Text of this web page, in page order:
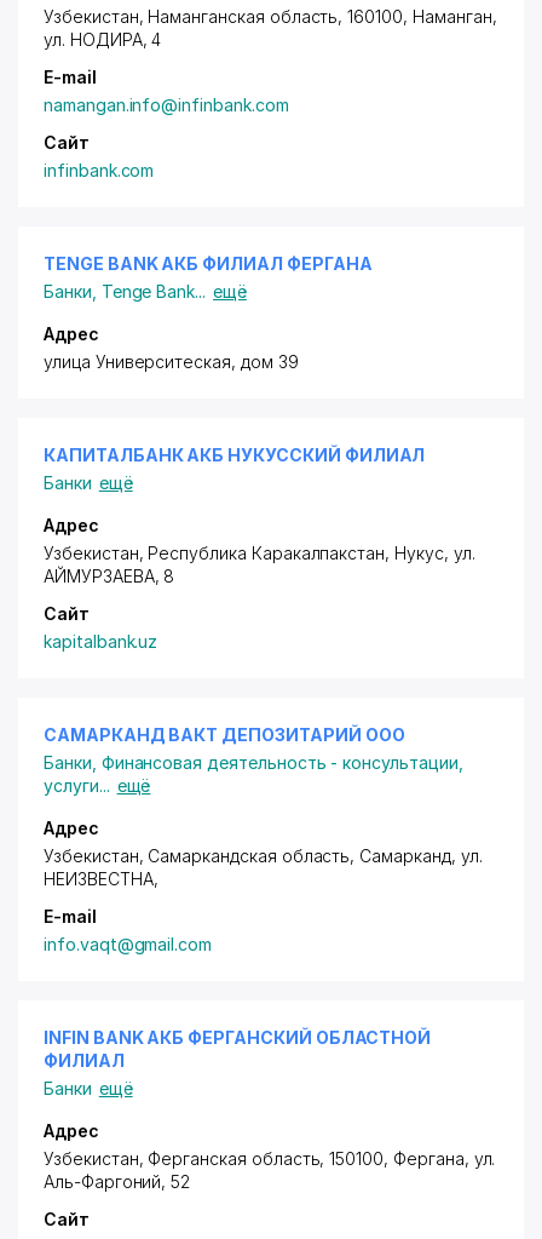
Узбекистан, Наманганская область, 160100, Наманган,
ул. НОДИРА, 4
E-mail
namangan.info@infinbank.com
Сайт
infinbank.com
TENGE BANK АКБ ФИЛИАЛ ФЕРГАНА
Банки Tenge Bank... ещё
Адрес
улица Университеская, дом 39
КАПИТАЛБАНК АКБ НУКУССКИЙ ФИЛИАЛ
Банки ещё
Адрес
Узбекистан, Республика Каракалпакстан, Нукус, ул.
АЙМУРЗАЕВА, 8
Сайт
kapitalbank.uz
САМАРКАНД ВАКТ ДЕПОЗИТАРИЙ ООО
Банки Финансовая деятельность - консультации,
услуги... ещё
Адрес
Узбекистан, Самаркандская область, Самарканд, ул.
НЕИЗВЕСТНА,
E-mail
info.vaqt@gmail.com
INFIN BANK АКБ ФЕРГАНСКИЙ ОБЛАСТНОЙ
ФИЛИАЛ
Банки ещё
Адрес
Узбекистан, Ферганская область, 150100, Фергана, ул.
Аль-Фаргоний, 52
Сайт